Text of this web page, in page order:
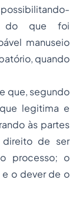
do que foi
manuseio
quando
que, segundo
legitima e
às partes
de ser
processo; o
o dever de o